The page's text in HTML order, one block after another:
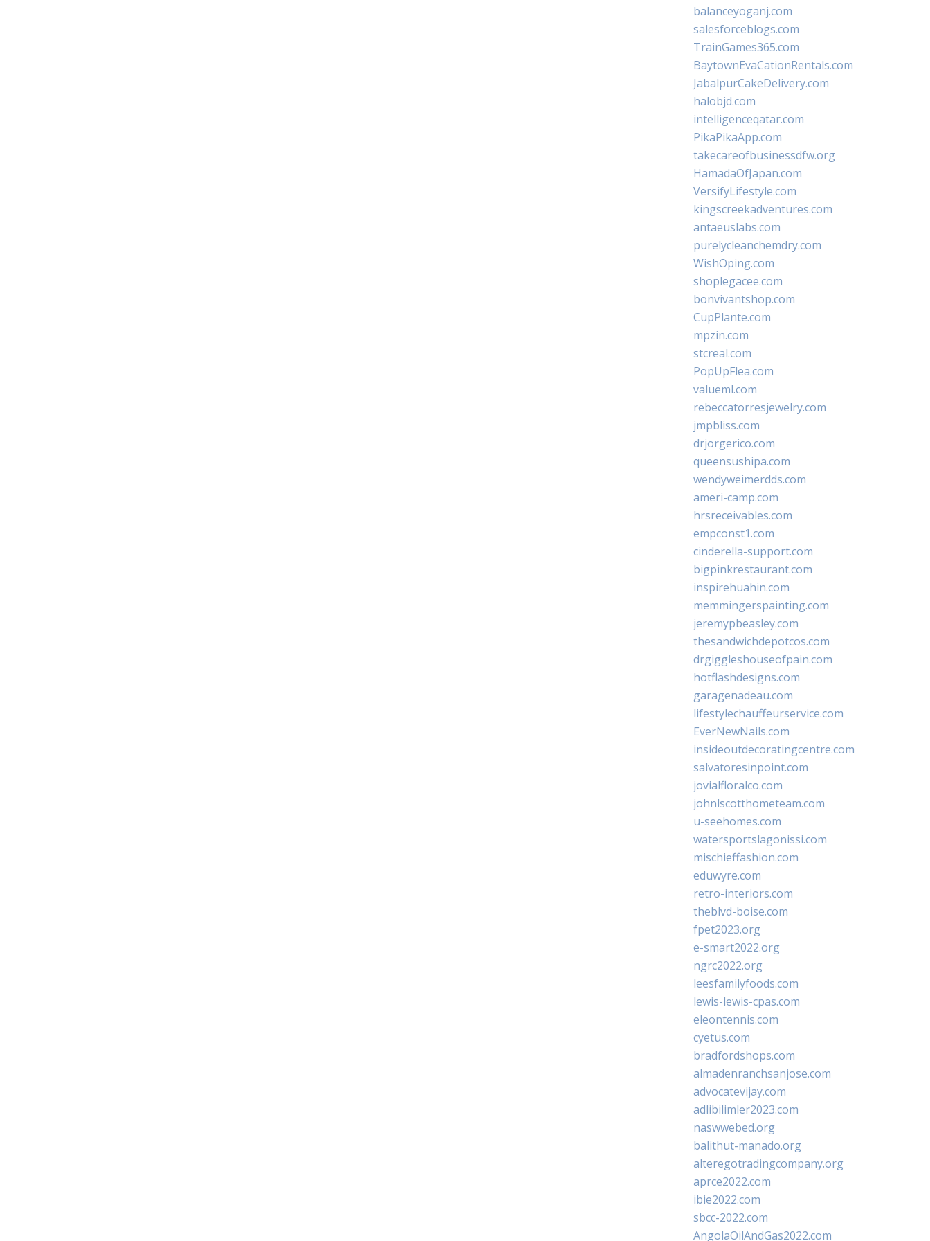
balanceyoganj.com
salesforceblogs.com
TrainGames365.com
BaytownEvaCationRentals.com
JabalpurCakeDelivery.com
halobjd.com
intelligenceqatar.com
PikaPikaApp.com
takecareofbusinessdfw.org
HamadaOfJapan.com
VersifyLifestyle.com
kingscreekadventures.com
antaeuslabs.com
purelycleanchemdry.com
WishOping.com
shoplegacee.com
bonvivantshop.com
CupPlante.com
mpzin.com
stcreal.com
PopUpFlea.com
valueml.com
rebeccatorresjewelry.com
jmpbliss.com
drjorgerico.com
queensushipa.com
wendyweimerdds.com
ameri-camp.com
hrsreceivables.com
empconst1.com
cinderella-support.com
bigpinkrestaurant.com
inspirehuahin.com
memmingerspainting.com
jeremypbeasley.com
thesandwichdepotcos.com
drgiggleshouseofpain.com
hotflashdesigns.com
garagenadeau.com
lifestylechauffeurservice.com
EverNewNails.com
insideoutdecoratingcentre.com
salvatoresinpoint.com
jovialfloralco.com
johnlscotthometeam.com
u-seehomes.com
watersportslagonissi.com
mischieffashion.com
eduwyre.com
retro-interiors.com
theblvd-boise.com
fpet2023.org
e-smart2022.org
ngrc2022.org
leesfamilyfoods.com
lewis-lewis-cpas.com
eleontennis.com
cyetus.com
bradfordshops.com
almadenranchsanjose.com
advocatevijay.com
adlibilimler2023.com
naswwebed.org
balithut-manado.org
alteregotradingcompany.org
aprce2022.com
ibie2022.com
sbcc-2022.com
AngolaOilAndGas2022.com